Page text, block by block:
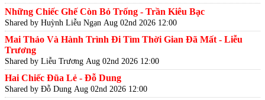
Những Chiếc Ghế Còn Bỏ Trống - Trần Kiêu Bạc
Shared by Huỳnh Liễu Ngạn Aug 02nd 2026 12:00
Mai Thảo Và Hành Trình Đi Tìm Thời Gian Đã Mất - Liễu
Trương
Shared by Liễu Trương Aug 02nd 2026 12:00
Hai Chiếc Đũa Lẻ - Đỗ Dung
Shared by Đỗ Dung Aug 02nd 2026 12:00